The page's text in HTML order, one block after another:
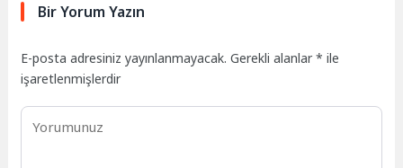
Bir Yorum Yazın
E-posta adresiniz yayınlanmayacak. Gerekli alanlar* ile
işaretlenmişlerdir